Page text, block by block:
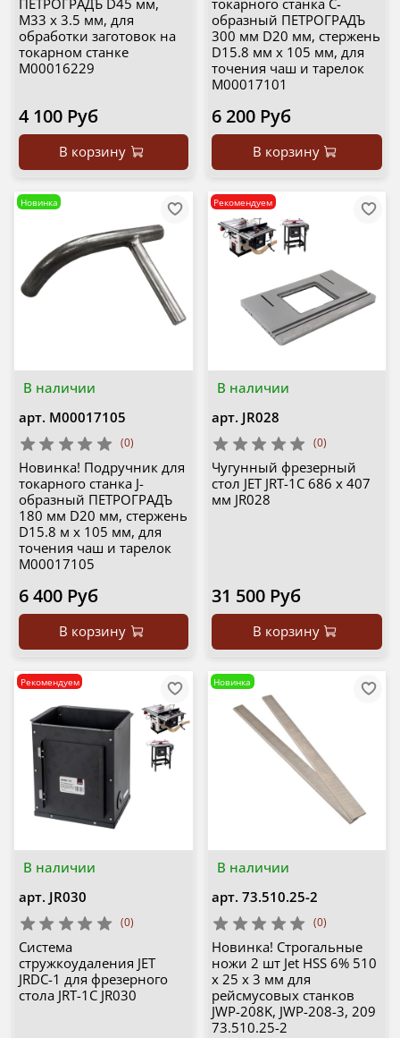
ПЕТРОГРАДЪ D45 мм,
М33 х 3.5 мм, для
обработки заготовок на
токарном станке
М00016229
4 100 Руб
В корзину
токарного станка C-
образный ПЕТРОГРАДЪ
300 мм D20 мм, стержень
D15.8 мм х 105 мм, для
точения чаш и тарелок
М00017101
6 200 Руб
В корзину
В наличии
Новинка
арт. М00017105
(0)
Новинка! Подручник для
токарного станка J-
образный ПЕТРОГРАДЪ
180 мм D20 мм, стержень
D15.8 м х 105 мм, для
точения чаш и тарелок
М00017105
6 400 Руб
В корзину
В наличии
Рекомендуем
арт. JR028
(0)
Чугунный фрезерный
стол JET JRT-1C 686 х 407
мм JR028
31 500 Руб
В корзину
В наличии
Рекомендуем
арт. JR030
(0)
Cистема
стружкоудаления JET
JRDC-1 для фрезерного
стола JRT-1C JR030
В наличии
Новинка
арт. 73.510.25-2
(0)
Новинка! Строгальные
ножи 2 шт Jet HSS 6% 510
х 25 х 3 мм для
рейсмусовых станков
JWP-208K, JWP-208-3, 209
73.510.25-2